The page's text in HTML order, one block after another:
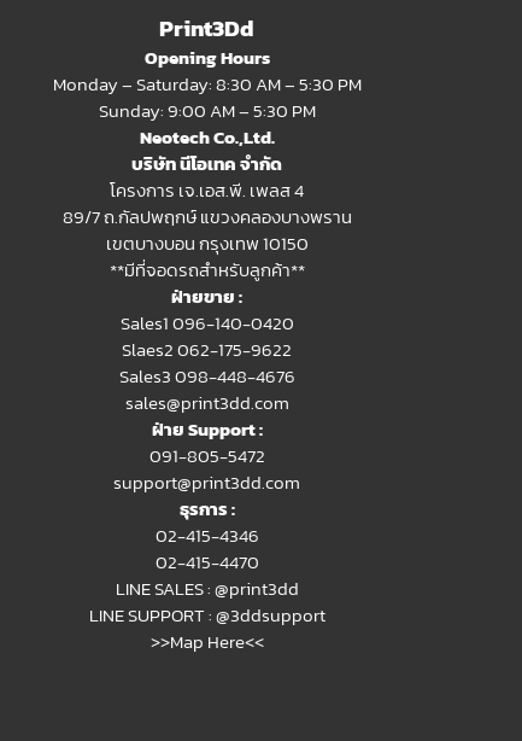
Print3Dd
Opening Hours
Monday – Saturday: 8:30 AM – 5:30 PM
Sunday: 9:00 AM – 5:30 PM
Neotech Co.,Ltd.
บริษัท นีโอเทค จำกัด
โครงการ เจ.เอส.พี. เพลส 4
89/7 ถ.กัลปพฤกษ์ แขวงคลองบางพราน
เขตบางบอน กรุงเทพ 10150
**มีที่จอดรถสำหรับลูกค้า**
ฝ่ายขาย :
Sales1 096-140-0420
Slaes2062-175-9622
Sales3 098-448-4676
sales@print3dd.com
ฝ่าย Support :
091-805-5472
support@print3dd.com
ธุรการ :
02-415-4346
02-415-4470
LINE SALES :@print3dd
LINE SUPPORT :@3ddsupport
>>Map Here<<